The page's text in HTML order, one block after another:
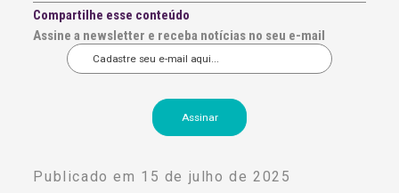
Compartilhe esse conteúdo
Assine a newsletter e receba notícias no seu e-mail
tPublicado em 15 de julho de 2025